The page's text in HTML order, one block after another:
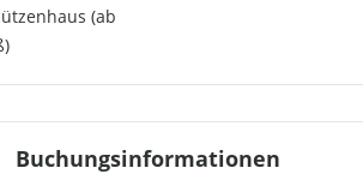
(ab
Buchungsinformationen